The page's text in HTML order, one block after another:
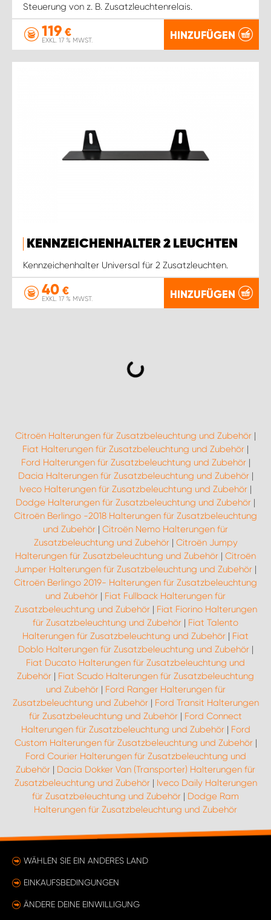
Steuerung von z. B. Zusatzleuchtenrelais.
119 €
EXKL. 17 % MWST. HINZUFÜGEN
KENNZEICHENHALTER 2 LEUCHTEN
Kennzeichenhalter Universal für 2 Zusatzleuchten.
40 €
EXKL. 17 % MWST. HINZUFÜGEN
Citroën Halterungen für Zusatzbeleuchtung und Zubehör |
Fiat Halterungen für Zusatzbeleuchtung und Zubehör |
Ford Halterungen für Zusatzbeleuchtung und Zubehör|
Dacia Halterungen für Zusatzbeleuchtung und Zubehör|
Iveco Halterungen für Zusatzbeleuchtung und Zubehör |
Dodge Halterungen für Zusatzbeleuchtung und Zubehör |
Citroën Berlingo -2018 Halterungen für Zusatzbeleuchtung
und Zubehör | Citroën Nemo Halterungen für
Zusatzbeleuchtung und Zubehör| Citroën Jumpy
Halterungen für Zusatzbeleuchtung und Zubehör | Citroën
Jumper Halterungen für Zusatzbeleuchtung und Zubehör |
Citroën Berlingo 2019- Halterungen für Zusatzbeleuchtung
und Zubehör | Fiat Fullback Halterungen für
Zusatzbeleuchtung und Zubehör| Fiat Fiorino Halterungen
für Zusatzbeleuchtung und Zubehör | Fiat Talento
Halterungen für Zusatzbeleuchtung und Zubehör | Fiat
Doblo Halterungen für Zusatzbeleuchtung und Zubehör|
Fiat Ducato Halterungen für Zusatzbeleuchtung und
Zubehör | Fiat Scudo Halterungen für Zusatzbeleuchtung
und Zubehör| Ford Ranger Halterungen für
Zusatzbeleuchtung und Zubehör| Ford Transit Halterungen
für Zusatzbeleuchtung und Zubehör | Ford Connect
Halterungen für Zusatzbeleuchtung und Zubehör| Ford
Custom Halterungen für Zusatzbeleuchtung und Zubehör|
Ford Courier Halterungen für Zusatzbeleuchtung und
Zubehör | Dacia Dokker Van (Transporter) Halterungen für
Zusatzbeleuchtung und Zubehör| Iveco Daily Halterungen
für Zusatzbeleuchtung und Zubehör | Dodge Ram
Halterungen für Zusatzbeleuchtung und Zubehör
WÄHLEN SIE EIN ANDERES LAND
EINKAUFSBEDINGUNGEN
ÄNDERE DEINE EINWILLIGUNG